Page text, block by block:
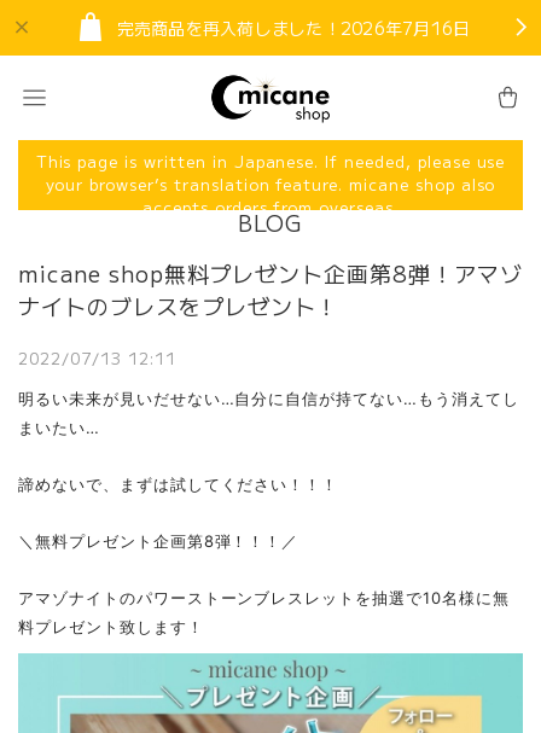
完売商品を再入荷しました！2026年7月16日
This page is written in Japanese. If needed, please use
your browser’s translation feature. micane shop also
accepts orders from overseas.
BLOG
micane shop無料プレゼント企画第8弾！アマゾ
ナイトのブレスをプレゼント！
2022/07/13 12:11
明るい未来が見いだせない…自分に自信が持てない…もう消えてし
まいたい…
諦めないで、まずは試してください！！！
＼無料プレゼント企画第8弾！！！／
アマゾナイトのパワーストーンブレスレットを抽選で10名様に無
料プレゼント致します！